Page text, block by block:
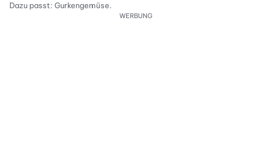
Dazu passt: Gurkengemüse.
WERBUNG